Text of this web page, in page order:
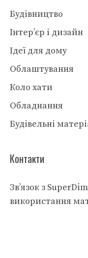
Будівництво
Інтер’єр і дизайн
Ідеї для дому
Облаштування
Коло хати
Обладнання
Будівельні
Контакти
Зв’язок з
використання